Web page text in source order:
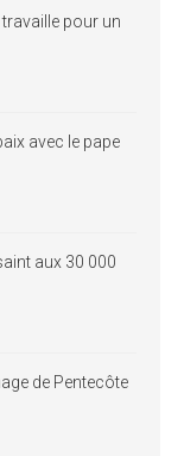
travaille pour un
avec le pape
aux 30 000
de Pentecôte